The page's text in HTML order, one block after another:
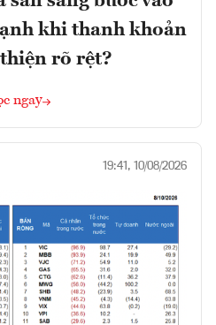
khi thanh khoản
rõ rệt?
ngay
19:41, 10/08/2026